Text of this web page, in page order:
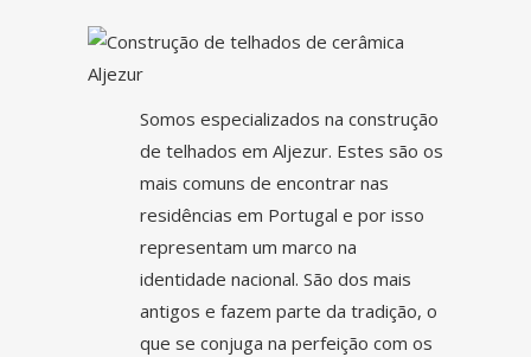
Somos especializados na construção
de telhados em Aljezur. Estes são os
mais comuns de encontrar nas
residências em Portugal e por isso
representam um marco na
identidade nacional. São dos mais
antigos e fazem parte da tradição, o
que se conjuga na perfeição com os